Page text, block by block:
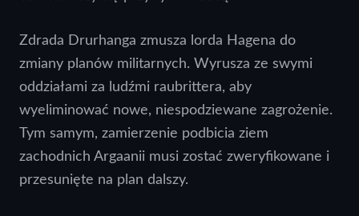
Zdrada Drurhanga zmusza lorda Hagena do
zmiany planów militarnych. Wyrusza ze swymi
oddziałami za ludźmi raubrittera, aby
wyeliminować nowe, niespodziewane zagrożenie.
Tym samym, zamierzenie podbicia ziem
zachodnich Argaanii musi zostać zweryfikowane i
przesunięte na plan dalszy.